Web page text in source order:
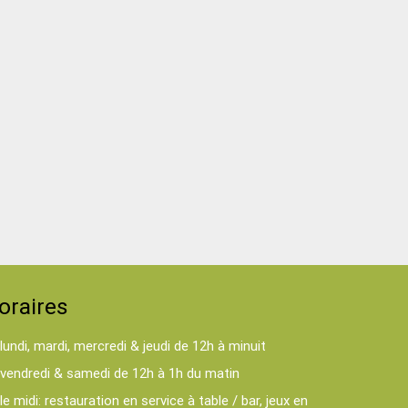
lundi, mardi, mercredi & jeudi de 12h à minuit
vendredi & samedi de 12h à 1h du matin
le midi: restauration en service à table / bar, jeux en